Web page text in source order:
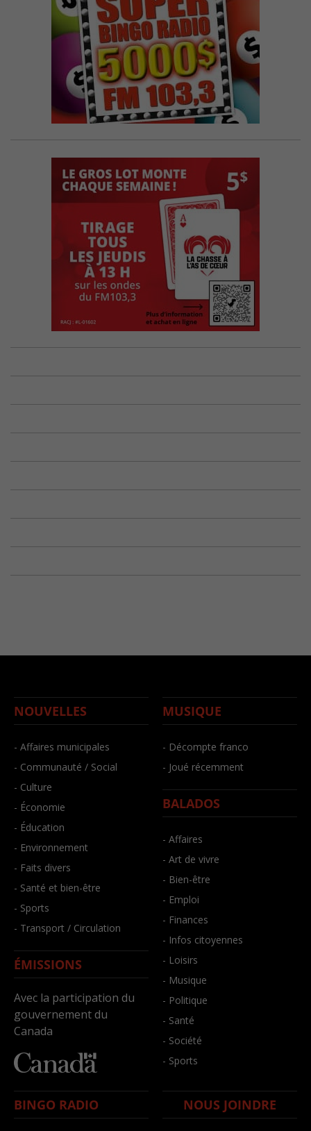
NOUVELLES
- Affaires municipales
- Communauté / Social
- Culture
- Économie
- Éducation
- Environnement
- Faits divers
- Santé et bien-être
- Sports
- Transport / Circulation
ÉMISSIONS
Avec la participation du
gouvernement du
Canada
MUSIQUE
- Décompte franco
- Joué récemment
BALADOS
- Affaires
- Art de vivre
- Bien-être
- Emploi
- Finances
- Infos citoyennes
- Loisirs
- Musique
- Politique
- Santé
- Société
- Sports
BINGO RADIO NOUS JOINDRE